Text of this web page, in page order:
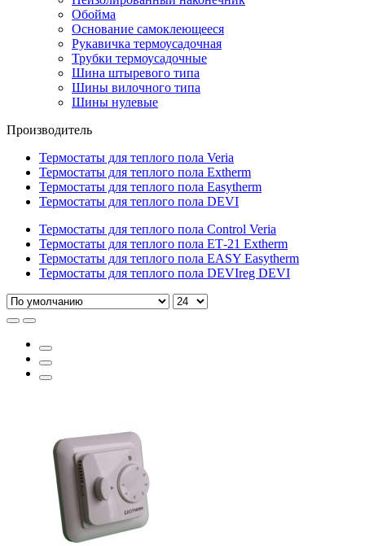
Обойма
Основание самоклеющееся
Рукавичка термоусадочная
Трубки термоусадочные
Шина штыревого типа
Шины вилочного типа
Шины нулевые
Производитель
Термостаты для теплого пола Veria
Термостаты для теплого пола Extherm
Термостаты для теплого пола Easytherm
Термостаты для теплого пола DEVI
Термостаты для теплого пола Control Veria
Термостаты для теплого пола ЕТ-21 Extherm
Термостаты для теплого пола EASY Easytherm
Термостаты для теплого пола DEVIreg DEVI